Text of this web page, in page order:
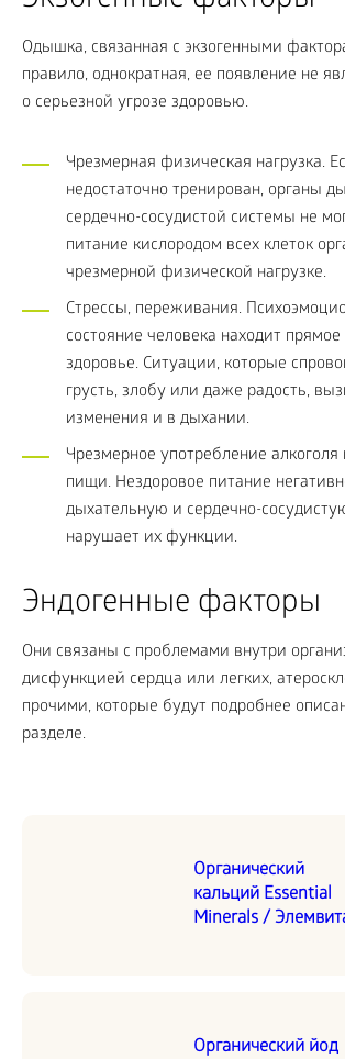
Одышка, связанная с экзогенными
правило, однократная, ее появление не
о серьезной угрозе здоровью.
Чрезмерная физическая нагрузка.
недостаточно тренирован, органы
сердечно-сосудистой системы не
питание кислородом всех клеток
чрезмерной физической нагрузке.
Стрессы, переживания.
состояние человека находит
здоровье. Ситуации, которые
грусть, злобу или даже радость,
изменения и в дыхании.
Чрезмерное употребление
пищи. Нездоровое питание
дыхательную и сердечно-
нарушает их функции.
Эндогенные факторы
Они связаны с проблемами внутри
дисфункцией сердца или легких,
прочими, которые будут подробнее
разделе.
Органический
кальций Essential
Minerals /
Органический йод